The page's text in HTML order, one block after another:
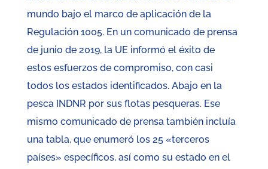
mundo bajo el marco de aplicación de la
Regulación 1005. En un comunicado de prensa
de junio de 2019, la UE informó el éxito de
estos esfuerzos de compromiso, con casi
todos los estados identificados. Abajo en la
pesca INDNR por sus flotas pesqueras. Ese
mismo comunicado de prensa también incluía
una tabla, que enumeró los 25 «terceros
países» específicos, así como su estado en el